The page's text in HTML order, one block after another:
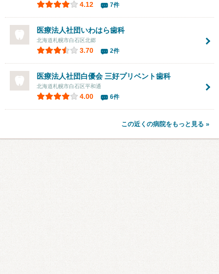
4.12 7件
医療法人社団いわはら歯科
北海道札幌市白石区北郷
3.70 2件
医療法人社団白優会 三好プリベント歯科
北海道札幌市白石区平和通
4.00 6件
この近くの病院をもっと見る »